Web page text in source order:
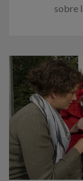
sobre